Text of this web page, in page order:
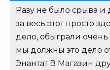
Разу не было срыва
за весь этот просто
дело, обыграли
мы должны это дело
Энантат В Магазин